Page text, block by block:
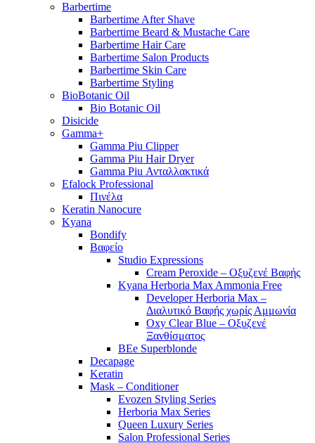
Barbertime
Barbertime After Shave
Barbertime Beard & Mustache Care
Barbertime Hair Care
Barbertime Salon Products
Barbertime Skin Care
Barbertime Styling
BioBotanic Oil
Bio Botanic Oil
Disicide
Gamma+
Gamma Piu Clipper
Gamma Piu Hair Dryer
Gamma Piu Ανταλλακτικά
Efalock Professional
Πινέλα
Keratin Nanocure
Kyana
Bondify
Βαφείο
Studio Expressions
Cream Peroxide – Οξυζενέ Βαφής
Kyana Herboria Max Ammonia Free
Developer Herboria Max –
Διαλυτικό Βαφής χωρίς Αμμωνία
Oxy Clear Blue – Οξυζενέ
Ξανθίσματος
BEe Superblonde
Decapage
Keratin
Mask – Conditioner
Evozen Styling Series
Herboria Max Series
Queen Luxury Series
Salon Professional Series